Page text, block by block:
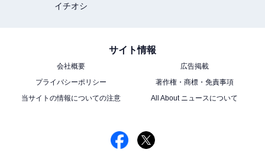
イチオシ
サイト情報
会社概要
広告掲載
プライバシーポリシー
著作権・商標・免責事項
当サイトの情報についての注意
All About ニュースについて